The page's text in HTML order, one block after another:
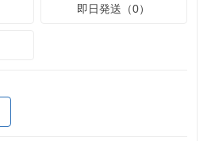
即日発送（0）